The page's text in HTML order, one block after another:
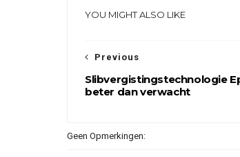
YOU MIGHT ALSO LIKE
Previous
Slibvergistingstechnologie
beter dan verwacht
Geen Opmerkingen: